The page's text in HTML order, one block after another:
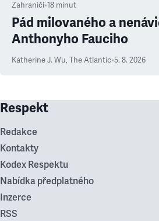
Zahraničí•18 minut
Pád milovaného a
Anthonyho Fauciho
Katherine J. Wu, The Atlantic•5. 8. 2026
Respekt
Redakce
Kontakty
Kodex Respektu
Nabídka předplatného
Inzerce
RSS